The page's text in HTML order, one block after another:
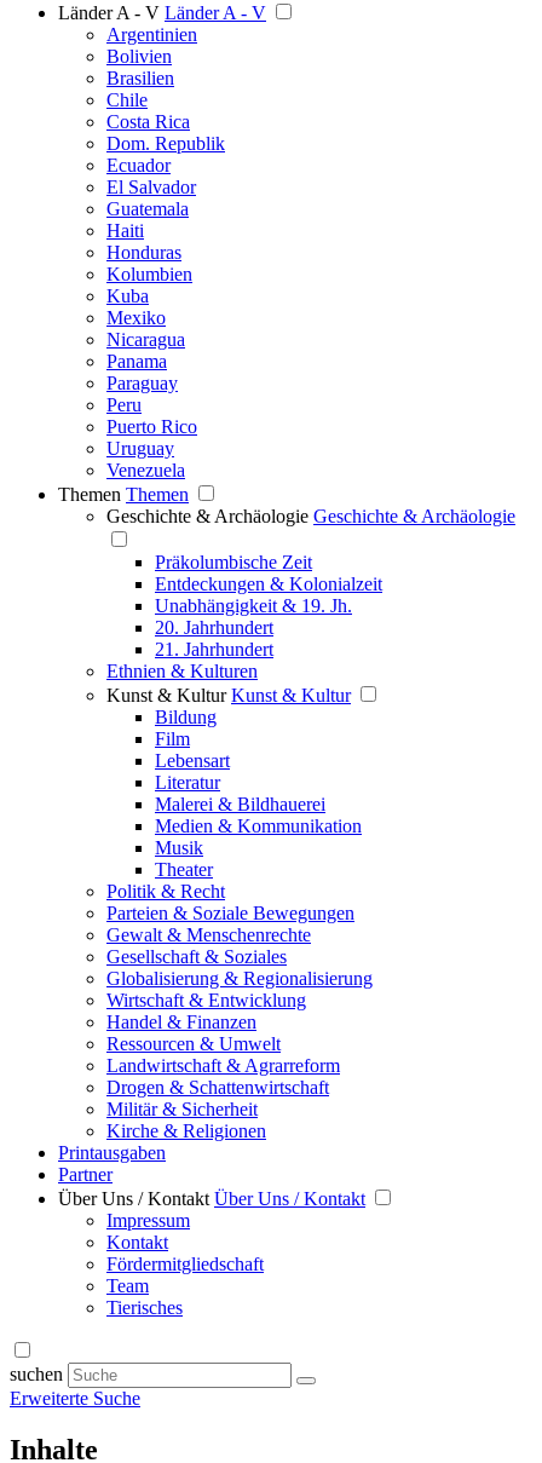
Länder A - V Länder A - V
Argentinien
Bolivien
Brasilien
Chile
Costa Rica
Dom. Republik
Ecuador
El Salvador
Guatemala
Haiti
Honduras
Kolumbien
Kuba
Mexiko
Nicaragua
Panama
Paraguay
Peru
Puerto Rico
Uruguay
Venezuela
Themen Themen
Geschichte & Archäologie Geschichte & Archäologie
Präkolumbische Zeit
Entdeckungen & Kolonialzeit
Unabhängigkeit & 19. Jh.
20. Jahrhundert
21. Jahrhundert
Ethnien & Kulturen
Kunst & Kultur Kunst & Kultur
Bildung
Film
Lebensart
Literatur
Malerei & Bildhauerei
Medien & Kommunikation
Musik
Theater
Politik & Recht
Parteien & Soziale Bewegungen
Gewalt & Menschenrechte
Gesellschaft & Soziales
Globalisierung & Regionalisierung
Wirtschaft & Entwicklung
Handel & Finanzen
Ressourcen & Umwelt
Landwirtschaft & Agrarreform
Drogen & Schattenwirtschaft
Militär & Sicherheit
Kirche & Religionen
Printausgaben
Partner
Über Uns / Kontakt Über Uns / Kontakt
Impressum
Kontakt
Fördermitgliedschaft
Team
Tierisches
suchen
Erweiterte Suche
Inhalte